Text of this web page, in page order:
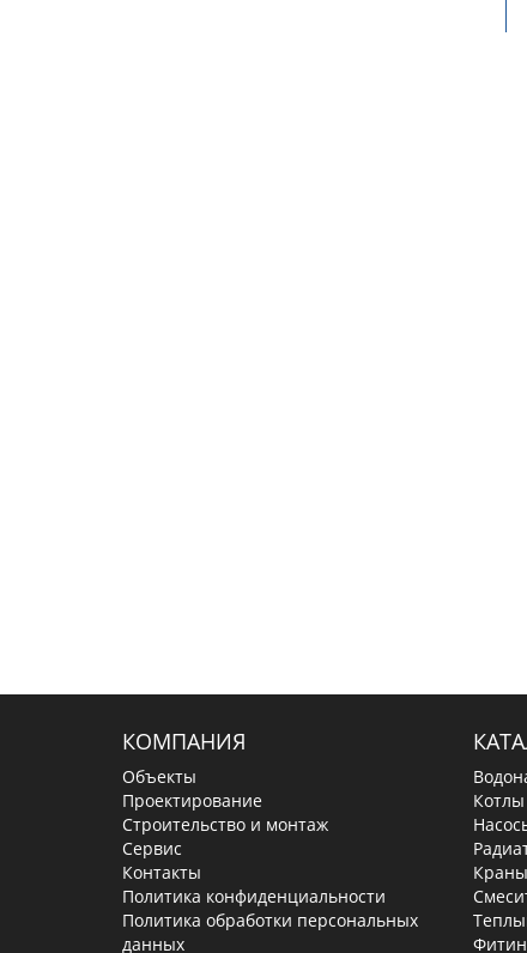
КОМПАНИЯ
Объекты
Проектирование
Строительство и монтаж
Сервис
Контакты
Политика конфиденциальности
Политика обработки персональных
данных
Краны